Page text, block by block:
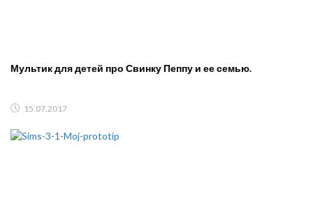
Мультик для детей про Свинку Пеппу и ее семью.
15.07.2017